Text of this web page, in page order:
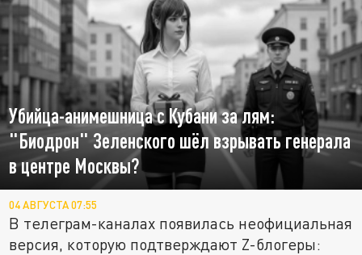
Убийца-анимешница с Кубани за лям:
"Биодрон" Зеленского шёл взрывать генерала
в центре Москвы?
04 АВГУСТА 07:55
В телеграм-каналах появилась неофициальная
версия, которую подтверждают Z-блогеры: